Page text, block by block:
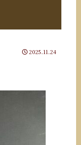
2025.11.24